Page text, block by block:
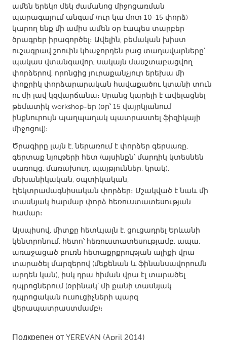
UNITED STATES
Ann Arbor, MI
Austin, TX
Baltimore, MD
Boston, MA
Burlingame-San Mateo, CA
Cass Clay
Chicago, IL
Cleveland, OH
Detroit, MI
Durham, NC
Gainesville, FL
Georgetown, MA
Gloucester, MA
Hamilton-Wenham, MA
Ipswich, MA
Key West, FL
Los Angeles, CA
Miami, FL
New York City, NY
Newburgh, NY
Newburyport, MA
Oahu, HI
Orlando, FL
Peekskill, NY
Philadelphia, PA
Pittsburgh, PA
Portland, OR
Poughkeepsie, NY
Rhode Island
Rockport, MA
San Antonio, TX
San Francisco, CA
ամեն երեկո մեկ ժամանոց միջոցառման
պարագայում անգամ (ուր կա մոտ 10-15 փորձ)
կարող ենք մի ամիս ամեն օր էապես տարբեր
ծրագրեր իրագործել։ Ավելին, բեմական խիստ
ուշագրավ շոուին կհաջորդեն բաց տաղավարները՝
պակաս վտանգավոր, սակայն մասշտաբացվող
փորձերով, որոնցից յուրաքանչյուր երեխա մի
փոքրիկ փորձարարական հավաքածու կտանի տուն
ու մի լավ կզվարճանա։ Սրանց կարելի է ավելացնել
թեմատիկ workshop-եր (օր՝ 15 վայրկյանում
ինքնուրույն պաղպաղակ պատրաստել ֆիզիկայի
միջոցով)։
Ծրագիրը լայն է, ներառում է փորձեր գերսառը,
գերտաք նյութերի հետ (այսինքն՝ մարդիկ կտեսնեն
սառույց, մառախուղ, պայթյուններ, կրակ),
մեխանիկական, օպտիկական,
էլեկտրամագնիսական փորձեր։ Մշակված է նաև մի
տասնյակ հարմար փորձ հեռուստատեսության
համար։
Այսպիսով, միտքը հետևյալն է. ցուցադրել Երևանի
կենտրոնում, հետո՝ հեռուստատեսությամբ, ապա,
առաջացած բուռն հետաքրքրության ալիքի վրա
տարածել մարզերով (մեքենան և ֆինանսավորումն
արդեն կան), իսկ դրա հիման վրա էլ տարածել
դպրոցներում (օրինակ՝ մի քանի տասնյակ
դպրոցական ուսուցիչների պարզ
վերապատրաստմամբ)։
Подкрепен от YEREVAN (April 2014)